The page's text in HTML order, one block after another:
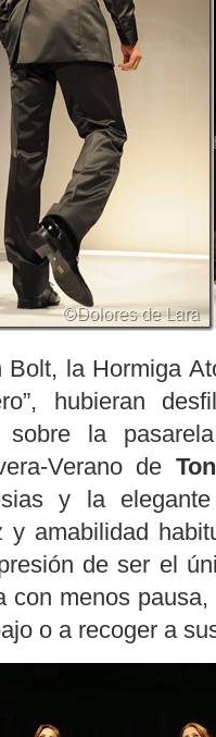
la Hormiga
hubieran
sobre la
Verano de
y la
y amabilidad
de ser el
con menos
o a recoger a